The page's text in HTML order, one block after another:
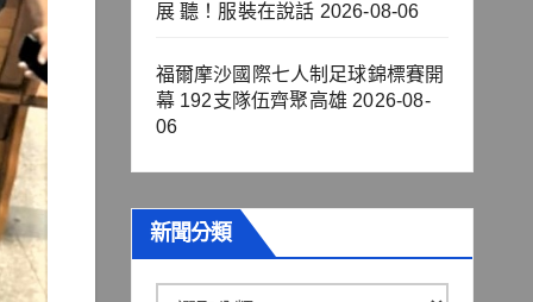
展 聽！服裝在說話 2026-08-06
福爾摩沙國際七人制足球錦標賽開
幕 192支隊伍齊聚高雄 2026-08-
06
新聞分類